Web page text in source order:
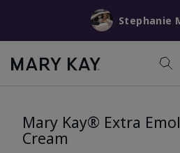
Mary Kay® Extra
Cream